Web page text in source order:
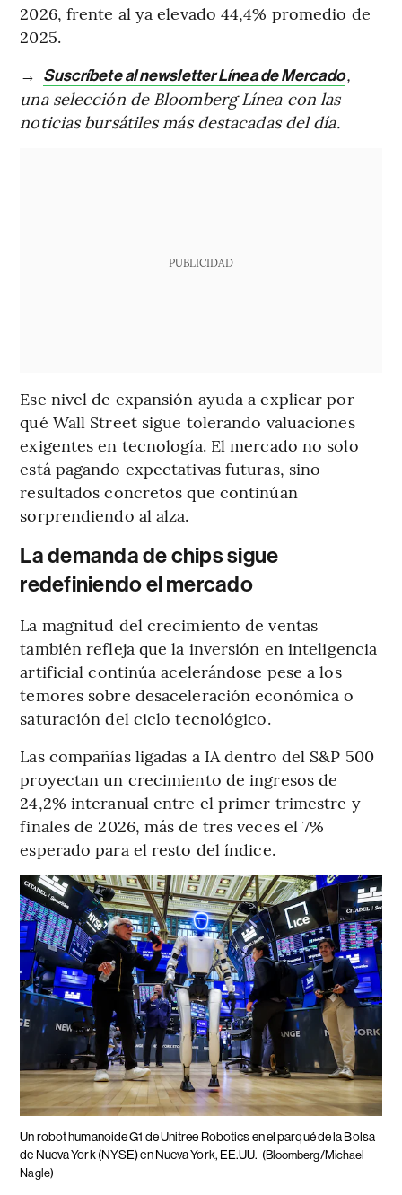
2026, frente al ya elevado 44,4% promedio de
2025.
→ Suscríbete al newsletter Línea de Mercado,
una selección de Bloomberg Línea con las
noticias bursátiles más destacadas del día.
PUBLICIDAD
Ese nivel de expansión ayuda a explicar por
qué Wall Street sigue tolerando valuaciones
exigentes en tecnología. El mercado no solo
está pagando expectativas futuras, sino
resultados concretos que continúan
sorprendiendo al alza.
La demanda de chips sigue
redefiniendo el mercado
La magnitud del crecimiento de ventas
también refleja que la inversión en inteligencia
artificial continúa acelerándose pese a los
temores sobre desaceleración económica o
saturación del ciclo tecnológico.
Las compañías ligadas a IA dentro del S&P 500
proyectan un crecimiento de ingresos de
24,2% interanual entre el primer trimestre y
finales de 2026, más de tres veces el 7%
esperado para el resto del índice.
Un robot humanoide G1 de Unitree Robotics en el parqué de la Bolsa
de Nueva York (NYSE) en Nueva York, EE.UU. (Bloomberg/Michael
Nagle)